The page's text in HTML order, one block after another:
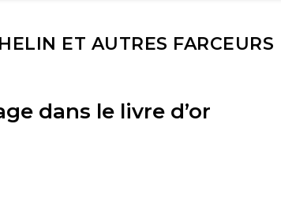
ET AUTRES FARCEURS
dans le livre d’or